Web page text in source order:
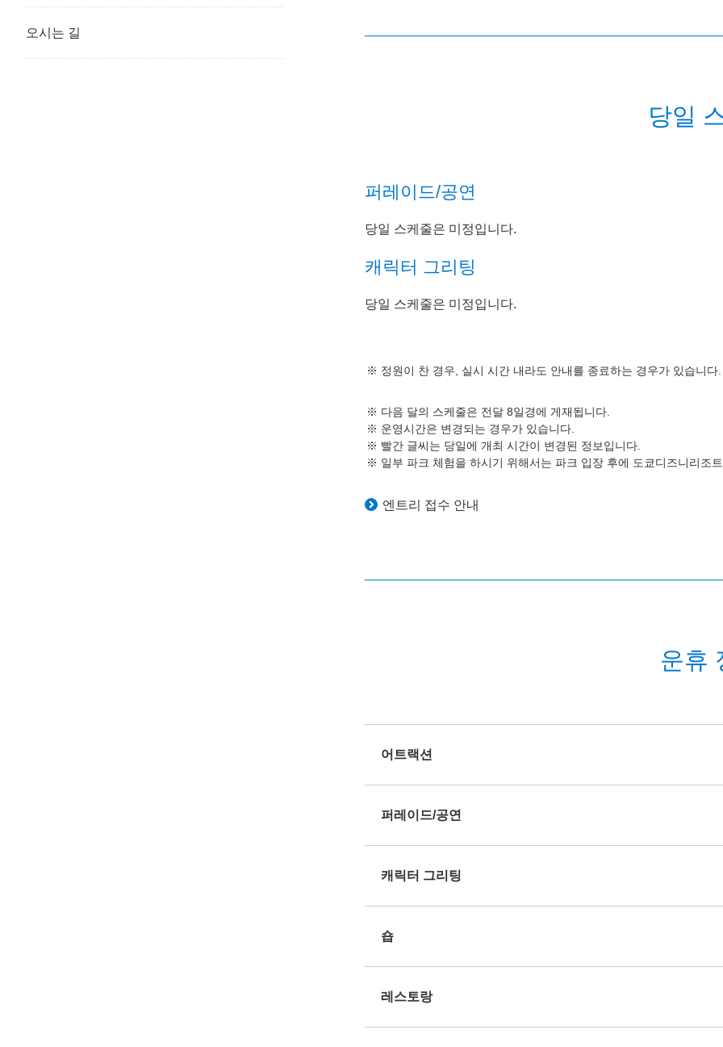
당일
퍼레이드/공연
당일 스케줄은 미정입니다.
캐릭터 그리팅
당일 스케줄은 미정입니다.
정원이 찬 경우, 실시 시간 내라도 안내를 종료하는 경우가 있습니다.
다음 달의 스케줄은 전달 8일경에 게재됩니다.
운영시간은 변경되는 경우가 있습니다.
빨간 글씨는 당일에 개최 시간이 변경된 정보입니다.
일부 파크 체험을 하시기 위해서는 파크 입장 후에 도쿄디즈니리조
엔트리 접수 안내
운휴
어트랙션
퍼레이드/공연
캐릭터 그리팅
숍
레스토랑
오시는 길